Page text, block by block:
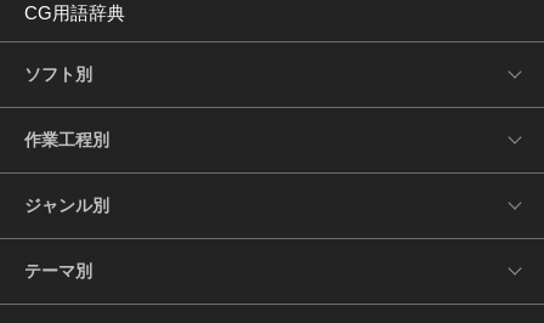
CG用語辞典
ソフト別
作業工程別
ジャンル別
テーマ別